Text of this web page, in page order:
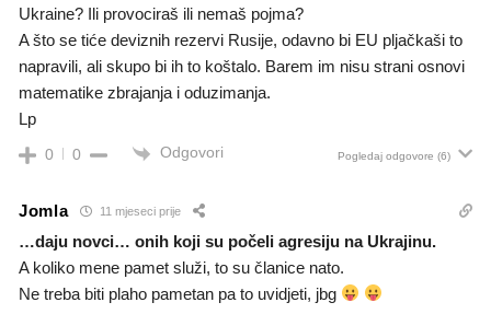
Ukraine? Ili provociraš ili nemaš pojma?
A što se tiće deviznih rezervi Rusije, odavno bi EU pljačkaši to
napravili, ali skupo bi ih to koštalo. Barem im nisu strani osnovi
matematike zbrajanja i oduzimanja.
Lp
0 0 Odgovori Pogledaj odgovore (6)
Jomla 11 mjeseci prije
…daju novci… onih koji su počeli agresiju na Ukrajinu.
A koliko mene pamet služi, to su članice nato.
Ne treba biti plaho pametan pa to uvidjeti, jbg